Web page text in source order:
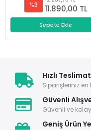
%3 11.890,00 TL
Sepete Ekle
Hızlı Teslimat
Siparişleriniz en
Güvenli
Güvenli ve
Geniş Ürün